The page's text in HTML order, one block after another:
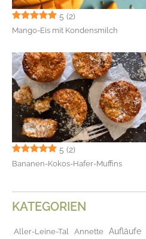
5 (2)
Mango-Eis mit Kondensmilch
5 (2)
Bananen-Kokos-Hafer-Muffins
KATEGORIEN
Aller-Leine-Tal Annette Aufläufe